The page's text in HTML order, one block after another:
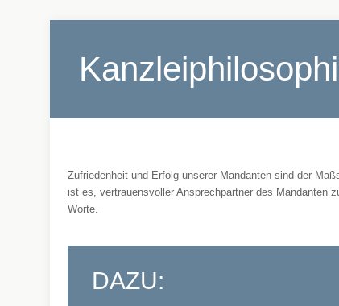
Zufriedenheit und Erfolg unserer Mandanten sind der
ist es, vertrauensvoller Ansprechpartner des Mandanten
Worte.
DAZU: